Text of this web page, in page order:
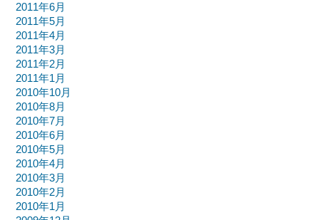
2011年6月
2011年5月
2011年4月
2011年3月
2011年2月
2011年1月
2010年10月
2010年8月
2010年7月
2010年6月
2010年5月
2010年4月
2010年3月
2010年2月
2010年1月